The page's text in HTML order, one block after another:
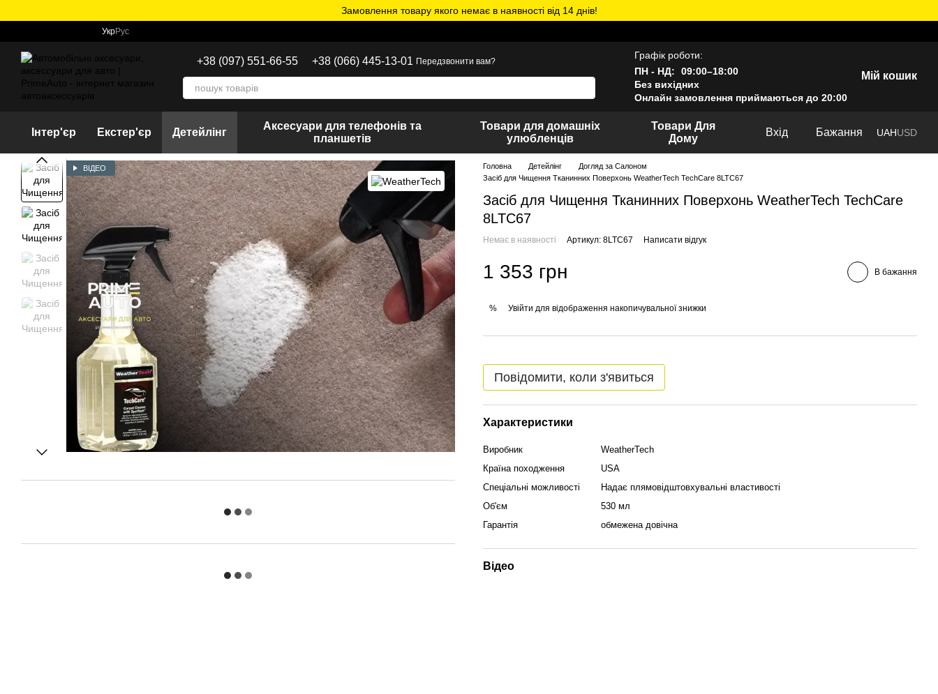
Замовлення товару якого немає в наявності від 14 днів!
УкрРус
+38 (097) 551-66-55 +38 (066) 445-13-01 Передзвонити вам?
Графік роботи:
ПН - НД:
09:00–18:00
Без вихідних
Онлайн замовлення приймаються до 20:00
Мій кошик
Інтер'єр Екстер'єр Детейлінг
Аксесуари для телефонів та
планшетів
Товари для домашніх
улюбленців
Товари Для
Дому
Вхід Бажання UAHUSD
ВІДЕО Головна Детейлінг
Догляд за Салоном
Засіб для Чищення Тканинних Поверхонь WeatherTech TechCare 8LTC67
Засіб для Чищення Тканинних Поверхонь WeatherTech TechCare
8LTC67
Немає в наявності Артикул: 8LTC67 Написати відгук
1 353 грн В бажання
% Увійти для відображення накопичувальної знижки
Повідомити, коли з'явиться
Характеристики
Виробник
WeatherTech
Країна походження
USA
Спеціальні можливості
Надає плямовідштовхувальні властивості
Об'єм
530 мл
Гарантія
обмежена довічна
Відео